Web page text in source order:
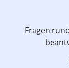
Fragen